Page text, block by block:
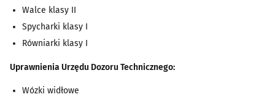
Walce klasy II
Spycharki klasy I
Równiarki klasy I
Uprawnienia Urzędu Dozoru Technicznego:
Wózki widłowe